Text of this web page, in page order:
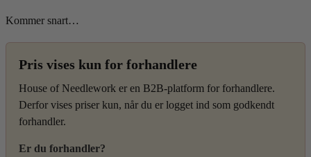
Kommer snart…
Pris vises kun for forhandlere
House of Needlework er en B2B-platform for forhandlere.
Derfor vises priser kun, når du er logget ind som godkendt
forhandler.
Er du forhandler?